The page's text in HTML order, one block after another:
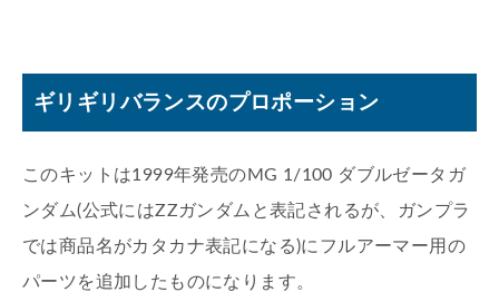
ギリギリバランスのプロポーション
このキットは1999年発売のMG 1/100 ダブルゼータガ
ンダム(公式にはZZガンダムと表記されるが、ガンプラ
では商品名がカタカナ表記になる)にフルアーマー用の
パーツを追加したものになります。